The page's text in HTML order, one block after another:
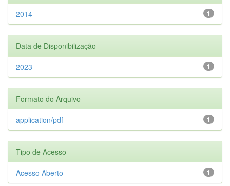
1
2014
Data de Disponibilização
1
2023
Formato do Arquivo
1
application/pdf
Tipo de Acesso
1
Acesso Aberto